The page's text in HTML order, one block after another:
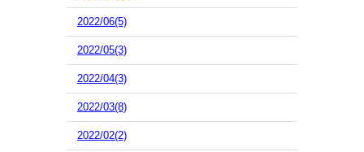
2022/06(5)
2022/05(3)
2022/04(3)
2022/03(8)
2022/02(2)